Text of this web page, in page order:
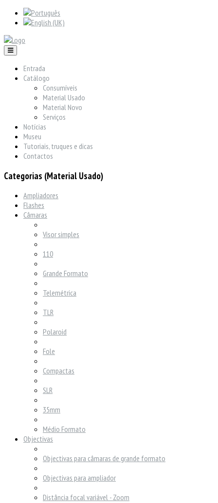
Entrada
Catálogo
Consumíveis
Material Usado
Material Novo
Serviços
Notícias
Museu
Tutoriais, truques e dicas
Contactos
Categorias (Material Usado)
Ampliadores
Flashes
Câmaras
Visor simples
110
Grande Formato
Telemétrica
TLR
Polaroid
Fole
Compactas
SLR
35mm
Médio Formato
Objectivas
Objectivas para câmaras de grande formato
Objectivas para ampliador
Distância focal variável - Zoom